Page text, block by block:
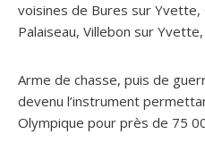
voisines de Bures sur
Palaiseau, Villebon sur Yvette,
Arme de chasse, puis de
devenu l’instrument
Olympique pour près de 75